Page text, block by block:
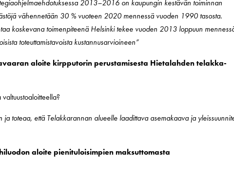
2013–2016 on kaupungin kestävän toiminnan
vähennetään 30 % vuoteen 2020 mennessä vuoden 1990 tasosta.
koskevana toimenpiteenä Helsinki tekee vuoden 2013 loppuun
toteuttamistavoista kustannusarvioineen”
aloite kirpputorin perustamisesta Hietalahden telakka-
ja toteaa, että Telakkarannan alueelle laadittava asemakaava ja
aloite pienituloisimpien maksuttomasta